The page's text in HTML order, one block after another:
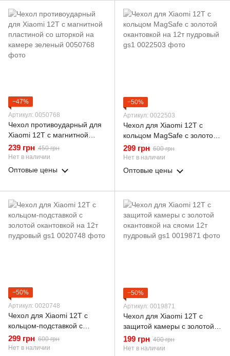
−47%
Артикул: 0050768
Чехол противоударный для
Xiaomi 12T с магнитной
пластиной со шторкой на
камере зеленый
239 грн 450 грн
Нет в наличии
Оптовые цены
−50%
Артикул: 0022503
Чехол для Xiaomi 12T с
кольцом MagSafe с золотой
окантовкой на 12т пудровый
gs1
299 грн 600 грн
Нет в наличии
Оптовые цены
−50%
Артикул: 0020748
Чехол для Xiaomi 12T с
кольцом-подставкой с
золотой окантовкой на 12т
пудровый gs1
299 грн 600 грн
Нет в наличии
−50%
Артикул: 0019871
Чехол для Xiaomi 12T с
защитой камеры с золотой
окантовкой на сяоми 12т
пудровый gs1
199 грн 400 грн
Нет в наличии